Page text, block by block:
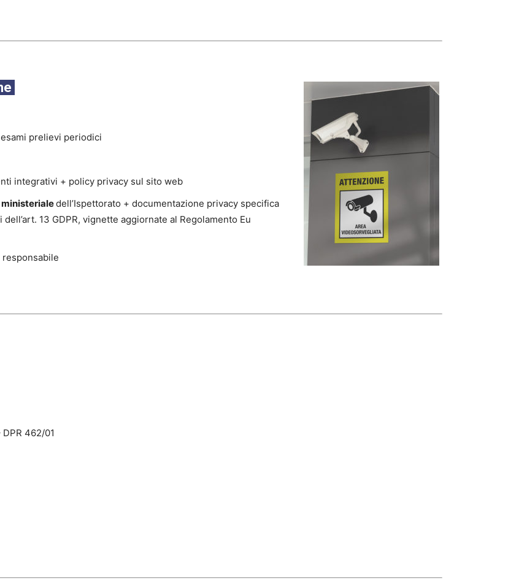
prelievi periodici
integrativi + policy privacy sul sito web
dell’Ispettorato + documentazione privacy specifica
13 GDPR, vignette aggiornate al Regolamento Eu
DPR 462/01